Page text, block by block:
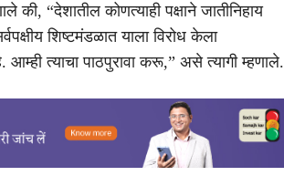
की, “देशातील कोणत्याही पक्षाने जातीनिहाय
शिष्टमंडळात याला विरोध केला
त्याचा पाठपुरावा करू,” असे त्यागी म्हणाले.